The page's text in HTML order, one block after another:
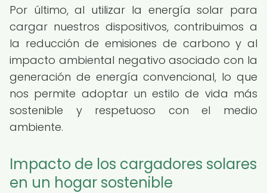
Por último, al utilizar la energía solar para
cargar nuestros dispositivos, contribuimos a
la reducción de emisiones de carbono y al
impacto ambiental negativo asociado con la
generación de energía convencional, lo que
nos permite adoptar un estilo de vida más
sostenible y respetuoso con el medio
ambiente.
Impacto de los cargadores solares
en un hogar sostenible